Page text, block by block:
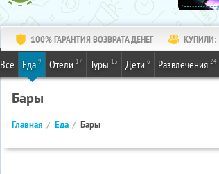
100% ГАРАНТИЯ ВОЗВРАТА ДЕНЕГ КУПИЛИ:
Все Еда 9 Отели 17 Туры 13 Дети 6 Развлечения 24
Бары
Главная Еда Бары